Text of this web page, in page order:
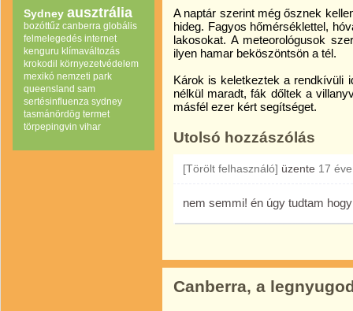
Sydney ausztrália
bozóttűz canberra globális
felmelegedés internet
kenguru klímaváltozás
krokodil
környezetvédelem
mexikó nemzeti park
queensland sam
sertésinfluenza sydney
tasmánördög termet
törpepingvin vihar
A naptár szerint még ősznek
hideg. Fagyos hőmérséklettel,
lakosokat. A meteorológusok
ilyen hamar beköszöntsön a tél.
Károk is keletkeztek a rendkívüli
nélkül maradt, fák dőltek a
másfél ezer kért segítséget.
Utolsó hozzászólás
[Törölt felhasználó] üzente 17 éve
nem semmi! én úgy tudtam
Canberra, a